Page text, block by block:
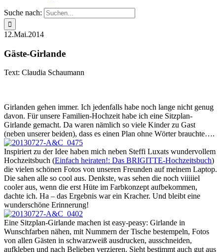
Suche nach:
12.Mai.2014
Gäste-Girlande
Text: Claudia Schaumann
Girlanden gehen immer. Ich jedenfalls habe noch lange nicht genug
davon. Für unsere Familien-Hochzeit habe ich eine Sitzplan-
Girlande gemacht. Da waren nämlich so viele Kinder zu Gast
(neben unserer beiden), dass es einen Plan ohne Wörter brauchte….
Inspiriert zu der Idee haben mich neben Steffi Luxats wundervollem
Hochzeitsbuch (Einfach heiraten!: Das BRIGITTE-Hochzeitsbuch)
die vielen schönen Fotos von unseren Freunden auf meinem Laptop.
Die sahen alle so cool aus. Denkste, was sehen die noch viiiiiel
cooler aus, wenn die erst Hüte im Farbkonzept aufbekommen,
dachte ich. Ha – das Ergebnis war ein Kracher. Und bleibt eine
wunderschöne Erinnerung!
Eine Sitzplan-Girlande machen ist easy-peasy: Girlande in
Wunschfarben nähen, mit Nummern der Tische bestempeln, Fotos
von allen Gästen in schwarzweiß ausdrucken, ausschneiden,
aufkleben und nach Belieben verzieren. Sieht bestimmt auch gut aus